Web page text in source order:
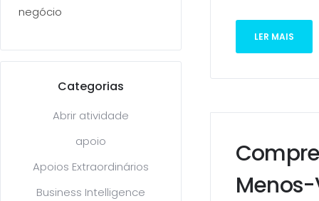
Categorias
Abrir atividade
apoio
Apoios Extraordinários
Business Intelligence
LER MAIS